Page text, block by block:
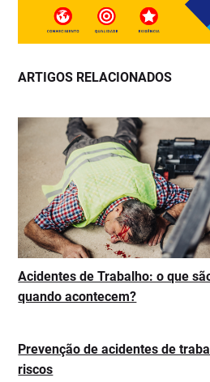
ARTIGOS RELACIONADOS
Acidentes de Trabalho: o que
quando acontecem?
Prevenção de acidentes de
riscos